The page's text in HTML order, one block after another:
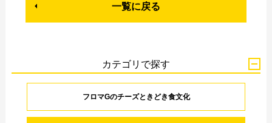
一覧に戻る
カテゴリで探す
フロマGのチーズときどき食文化